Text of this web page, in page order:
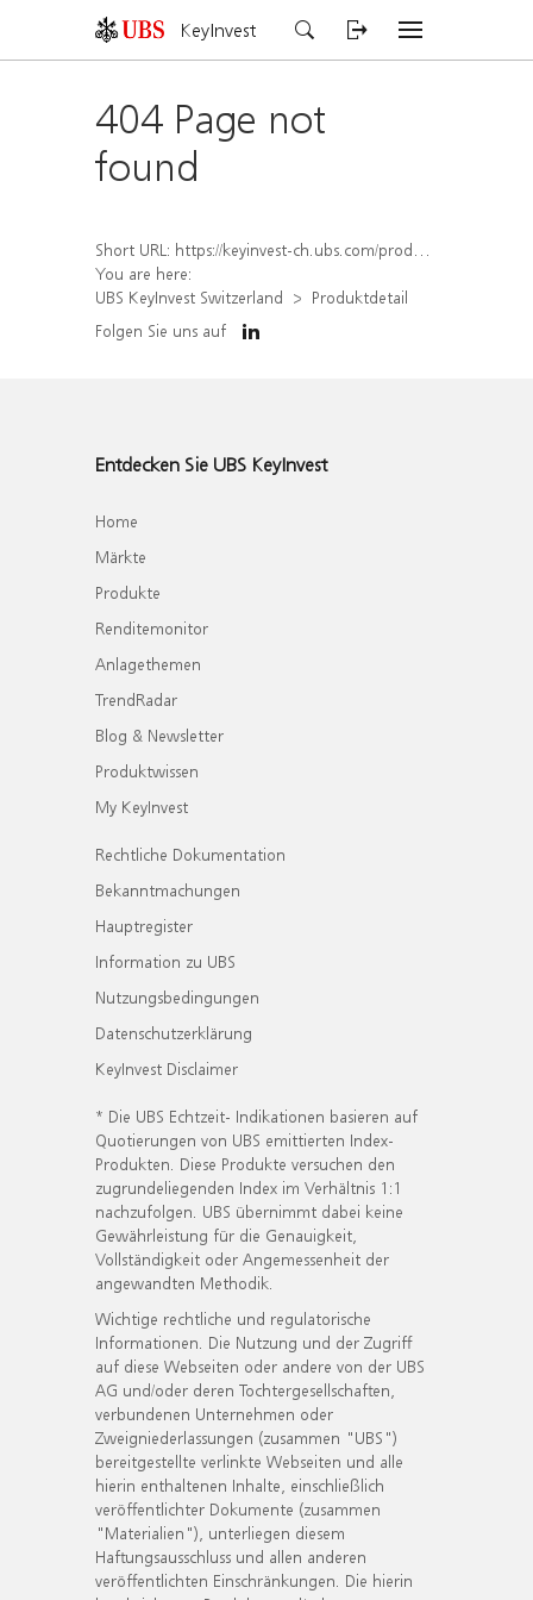
KeyInvest
404 Page not
found
Short URL: https://keyinvest-ch.ubs.com/produkt/detail/index/isin/CH1578821923
You are here:
UBS KeyInvest Switzerland
Produktdetail
Folgen Sie uns auf
Entdecken Sie UBS KeyInvest
Home
Märkte
Produkte
Renditemonitor
Anlagethemen
TrendRadar
Blog & Newsletter
Produktwissen
My KeyInvest
Rechtliche Dokumentation
Bekanntmachungen
Hauptregister
Information zu UBS
Nutzungsbedingungen
Datenschutzerklärung
KeyInvest Disclaimer
* Die UBS Echtzeit- Indikationen basieren auf
Quotierungen von UBS emittierten Index-
Produkten. Diese Produkte versuchen den
zugrundeliegenden Index im Verhältnis 1:1
nachzufolgen. UBS übernimmt dabei keine
Gewährleistung für die Genauigkeit,
Vollständigkeit oder Angemessenheit der
angewandten Methodik.
Wichtige rechtliche und regulatorische
Informationen. Die Nutzung und der Zugriff
auf diese Webseiten oder andere von der UBS
AG und/oder deren Tochtergesellschaften,
verbundenen Unternehmen oder
Zweigniederlassungen (zusammen "UBS")
bereitgestellte verlinkte Webseiten und alle
hierin enthaltenen Inhalte, einschließlich
veröffentlichter Dokumente (zusammen
"Materialien"), unterliegen diesem
Haftungsausschluss und allen anderen
veröffentlichten Einschränkungen. Die hierin